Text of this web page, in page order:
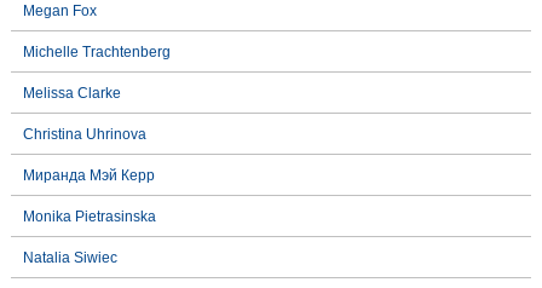
Megan Fox
Michelle Trachtenberg
Melissa Clarke
Christina Uhrinova
Миранда Мэй Керр
Monika Pietrasinska
Natalia Siwiec